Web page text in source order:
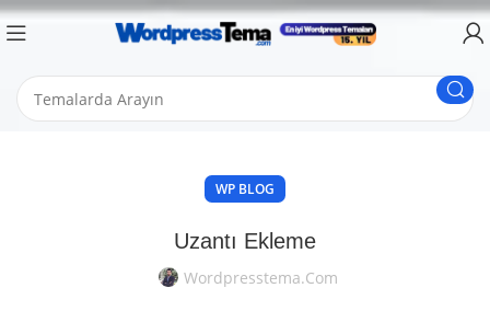
WP BLOG
Uzantı Ekleme
Wordpresstema.com